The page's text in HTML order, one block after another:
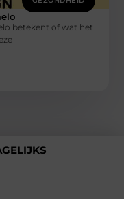
betekent of wat het